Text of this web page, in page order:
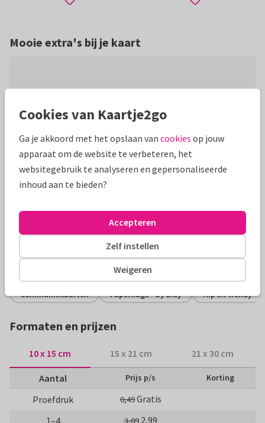
Mooie extra's bij je kaart
Een hippe uitnodigingskaart voor een communie met eigen
foto en witte duif op een kraftpapier achtergrond.
Alle kaarten zijn helemaal naar wens aan te passen
Communiekaarten Paperhugs - by Lidy Hip en trendy
Formaten en prijzen
10 x 15 cm 15 x 21 cm 21 x 30 cm
Aantal Prijs p/s Korting
Proefdruk 0,49Gratis
3,09 2,99
Cookies van Kaartje2go
Ga je akkoord met het opslaan van cookies op jouw
apparaat om de website te verbeteren, het
websitegebruik te analyseren en gepersonaliseerde
inhoud aan te bieden?
Weigeren
Zelf instellen
Accepteren